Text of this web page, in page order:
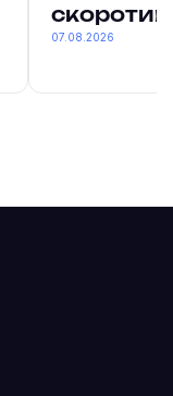
07.08.2026